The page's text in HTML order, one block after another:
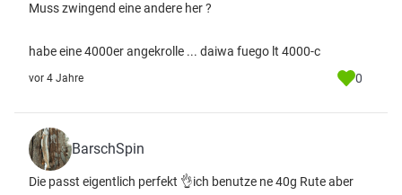
Muss zwingend eine andere her ?
habe eine 4000er angekrolle ... daiwa fuego lt 4000-c
vor 4 Jahre 0
BarschSpin
Die passt eigentlich perfekt 👌ich benutze ne 40g Rute aber